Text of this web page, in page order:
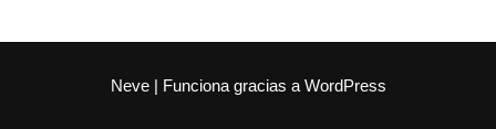
Neve| Funciona gracias a WordPress